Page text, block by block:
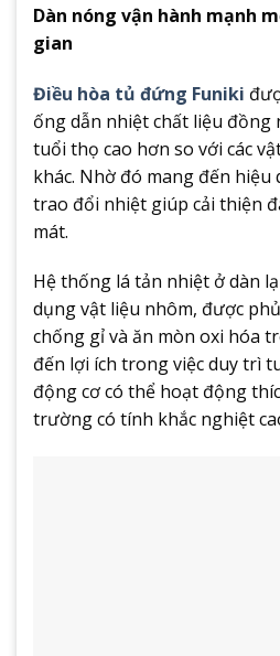
Dàn nóng vận hành mạnh
gian
Điều hòa tủ đứng Funiki
ống dẫn nhiệt chất liệu đồng
tuổi thọ cao hơn so với các
khác. Nhờ đó mang đến hiệu
trao đổi nhiệt giúp cải thiện
mát.
Hệ thống lá tản nhiệt ở dàn
dụng vật liệu nhôm, được
chống gỉ và ăn mòn oxi hóa
đến lợi ích trong việc duy trì
động cơ có thể hoạt động
trường có tính khắc nghiệt